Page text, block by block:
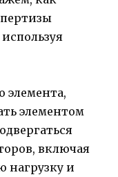
элемента,
элементом
включая
нагрузку и